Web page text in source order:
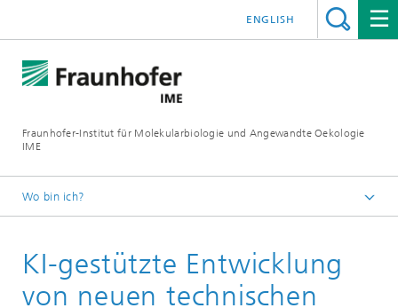
Fraunhofer-Institut für Molekularbiologie und Angewandte Oekologie
IME
ENGLISH
Wo bin ich?
Unsere Forschung
Molekulare Biotechnologie
KI-gestützte Entwicklung
von neuen technischen